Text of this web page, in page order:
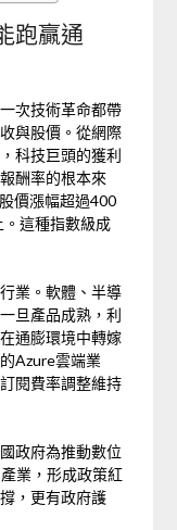
跑贏通
次技術革命都帶
與股價。從網際
科技巨頭的獲利
酬率的根本來
價漲幅超過400
這種指數級成
業。軟體、半導
旦產品成熟，利
通膨環境中轉嫁
Azure雲端業
閱費率調整維持
政府為推動數位
業，形成政策紅
，更有政府護